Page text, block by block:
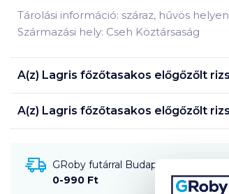
Tárolási információ: száraz, hűvös
Származási hely: Cseh Köztársaság
A(z) Lagris főzőtasakos előgőzőlt
A(z) Lagris főzőtasakos előgőzőlt
GRoby futárral Budapestre és
0-990 Ft